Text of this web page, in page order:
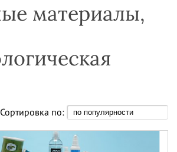
материалы,
Сортировка по: